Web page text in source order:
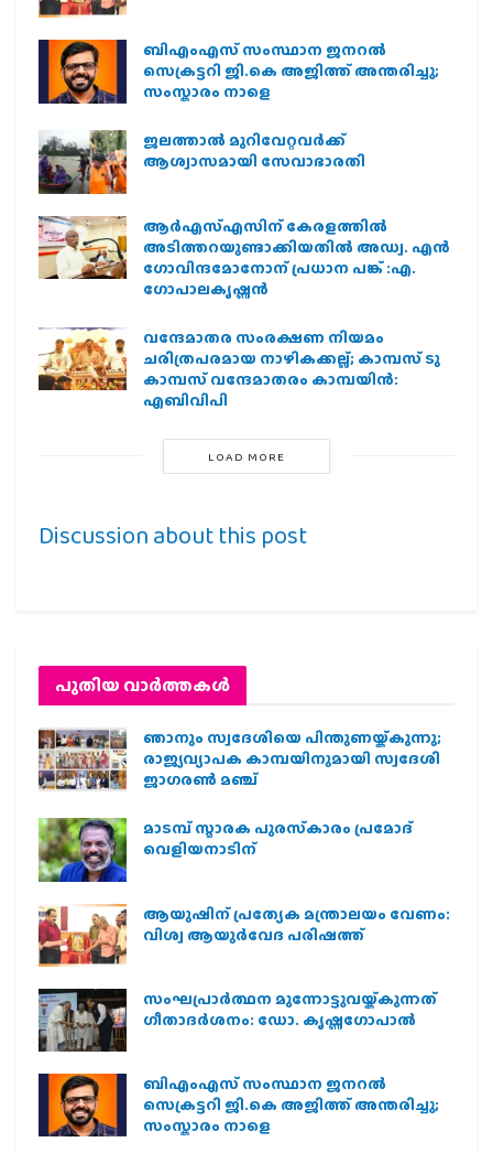
ബിഎംഎസ് സംസ്ഥാന ജനറൽ
സെക്രട്ടറി ജി.കെ അജിത്ത് അന്തരിച്ചു;
സംസ്കാരം നാളെ
ജലത്താല്‍ മുറിവേറ്റവര്‍ക്ക്
ആശ്വാസമായി സേവാഭാരതി
ആര്‍എസ്എസിന് കേരളത്തില്‍
അടിത്തറയുണ്ടാക്കിയതില്‍ അഡ്വ. എന്‍
ഗോവിന്ദമോനോന് പ്രധാന പങ്ക് :എ.
ഗോപാലകൃഷ്ണന്‍
വന്ദേമാതര സംരക്ഷണ നിയമം
ചരിത്രപരമായ നാഴികക്കല്ല്; കാമ്പസ് ടു
കാമ്പസ് വന്ദേമാതരം കാമ്പയിന്‍:
എബിവിപി
LOAD MORE
Discussion about this post
പുതിയ വാര്‍ത്തകള്‍
ഞാനും സ്വദേശിയെ പിന്തുണയ്ക്കുന്നു;
രാജ്യവ്യാപക കാമ്പയിനുമായി സ്വദേശി
ജാഗരണ്‍ മഞ്ച്
മാടമ്പ് സ്മാരക പുരസ്‌കാരം പ്രമോദ്
വെളിയനാടിന്
ആയുഷിന് പ്രത്യേക മന്ത്രാലയം വേണം:
വിശ്വ ആയുര്‍വേദ പരിഷത്ത്
സംഘപ്രാര്‍ത്ഥന മുന്നോട്ടുവയ്ക്കുന്നത്
ഗീതാദര്‍ശനം: ഡോ. കൃഷ്ണഗോപാല്‍
ബിഎംഎസ് സംസ്ഥാന ജനറൽ
സെക്രട്ടറി ജി.കെ അജിത്ത് അന്തരിച്ചു;
സംസ്കാരം നാളെ